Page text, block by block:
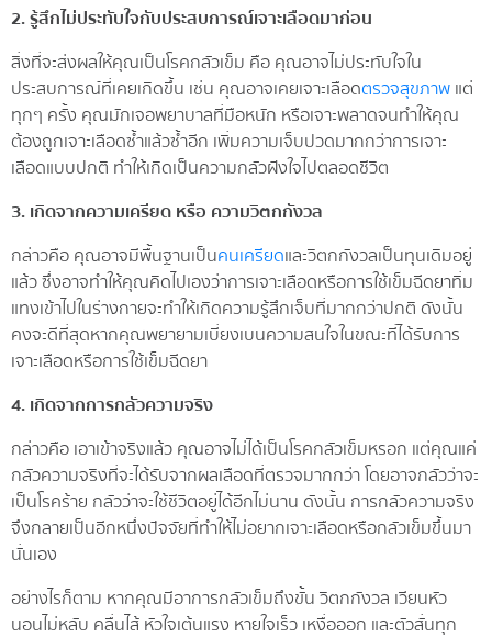
2. รู้สึกไม่ประทับใจกับประสบการณ์เจาะเลือดมาก่อน
สิ่งที่จะส่งผลให้คุณเป็นโรคกลัวเข็ม คือ คุณอาจไม่ประทับใจใน
ประสบการณ์ที่เคยเกิดขึ้น เช่น คุณอาจเคยเจาะเลือดตรวจสุขภาพแต่
ทุกๆ ครั้ง คุณมักเจอพยาบาลที่มือหนัก หรือเจาะพลาดจนทำให้คุณ
ต้องถูกเจาะเลือดซ้ำแล้วซ้ำอีก เพิ่มความเจ็บปวดมากกว่าการเจาะ
เลือดแบบปกติ ทำให้เกิดเป็นความกลัวฝังใจไปตลอดชีวิต
3. เกิดจากความเครียด หรือ ความวิตกกังวล
กล่าวคือ คุณอาจมีพื้นฐานเป็นคนเครียดและวิตกกังวลเป็นทุนเดิมอยู่
แล้ว ซึ่งอาจทำให้คุณคิดไปเองว่าการเจาะเลือดหรือการใช้เข็มฉีดยาทิ่ม
แทงเข้าไปในร่างกายจะทำให้เกิดความรู้สึกเจ็บที่มากกว่าปกติ ดังนั้น
คงจะดีที่สุดหากคุณพยายามเบี่ยงเบนความสนใจในขณะที่ได้รับการ
เจาะเลือดหรือการใช้เข็มฉีดยา
4. เกิดจากการกลัวความจริง
กล่าวคือ เอาเข้าจริงแล้ว คุณอาจไม่ได้เป็นโรคกลัวเข็มหรอก แต่คุณแค่
กลัวความจริงที่จะได้รับจากผลเลือดที่ตรวจมากกว่า โดยอาจกลัวว่าจะ
เป็นโรคร้าย กลัวว่าจะใช้ชีวิตอยู่ได้อีกไม่นาน ดังนั้น การกลัวความจริง
จึงกลายเป็นอีกหนึ่งปัจจัยที่ทำให้ไม่อยากเจาะเลือดหรือกลัวเข็มขึ้นมา
นั่นเอง
อย่างไรก็ตาม หากคุณมีอาการกลัวเข็มถึงขั้น วิตกกังวล เวียนหัว
นอนไม่หลับ คลื่นไส้ หัวใจเต้นแรง หายใจเร็ว เหงื่อออก และตัวสั่นทุก